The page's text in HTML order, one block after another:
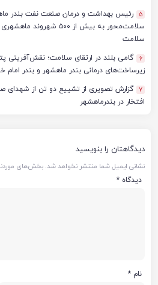
5 رئیس بهداشت و درمان صنعت نفت بندر
سلامت
6
گامی بلند در ارتقای سلامت؛ نقش‌آفرینی
زیرساخت‌های درمانی بندر ماهشهر و بندر امام
7 گزارش تصویری از تشییع دو تن از
افتخار در بندرماهشهر
دیدگاهتان را بنویسید
نشانی ایمیل شما منتشر نخواهد شد. بخش‌های
دیدگاه *
نام *